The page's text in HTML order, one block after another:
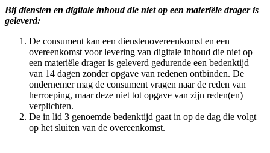
Bij diensten en digitale inhoud die niet op een materiële drager is
geleverd:
De consument kan een dienstenovereenkomst en een
overeenkomst voor levering van digitale inhoud die niet op
een materiële drager is geleverd gedurende een bedenktijd
van 14 dagen zonder opgave van redenen ontbinden. De
ondernemer mag de consument vragen naar de reden van
herroeping, maar deze niet tot opgave van zijn reden(en)
verplichten.
De in lid 3 genoemde bedenktijd gaat in op de dag die volgt
op het sluiten van de overeenkomst.